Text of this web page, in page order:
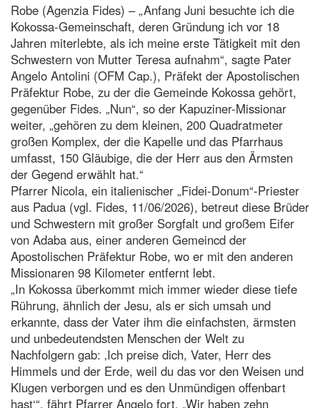
Robe (Agenzia Fides) – „Anfang Juni besuchte ich die
Kokossa-Gemeinschaft, deren Gründung ich vor 18
Jahren miterlebte, als ich meine erste Tätigkeit mit den
Schwestern von Mutter Teresa aufnahm“, sagte Pater
Angelo Antolini (OFM Cap.), Präfekt der Apostolischen
Präfektur Robe, zu der die Gemeinde Kokossa gehört,
gegenüber Fides. „Nun“, so der Kapuziner-Missionar
weiter, „gehören zu dem kleinen, 200 Quadratmeter
großen Komplex, der die Kapelle und das Pfarrhaus
umfasst, 150 Gläubige, die der Herr aus den Ärmsten
der Gegend erwählt hat.“
Pfarrer Nicola, ein italienischer „Fidei-Donum“-Priester
aus Padua (vgl. Fides, 11/06/2026), betreut diese Brüder
und Schwestern mit großer Sorgfalt und großem Eifer
von Adaba aus, einer anderen Gemeincd der
Apostolischen Präfektur Robe, wo er mit den anderen
Missionaren 98 Kilometer entfernt lebt.
„In Kokossa überkommt mich immer wieder diese tiefe
Rührung, ähnlich der Jesu, als er sich umsah und
erkannte, dass der Vater ihm die einfachsten, ärmsten
und unbedeutendsten Menschen der Welt zu
Nachfolgern gab: ‚Ich preise dich, Vater, Herr des
Himmels und der Erde, weil du das vor den Weisen und
Klugen verborgen und es den Unmündigen offenbart
hast‘“, fährt Pfarrer Angelo fort. „Wir haben zehn